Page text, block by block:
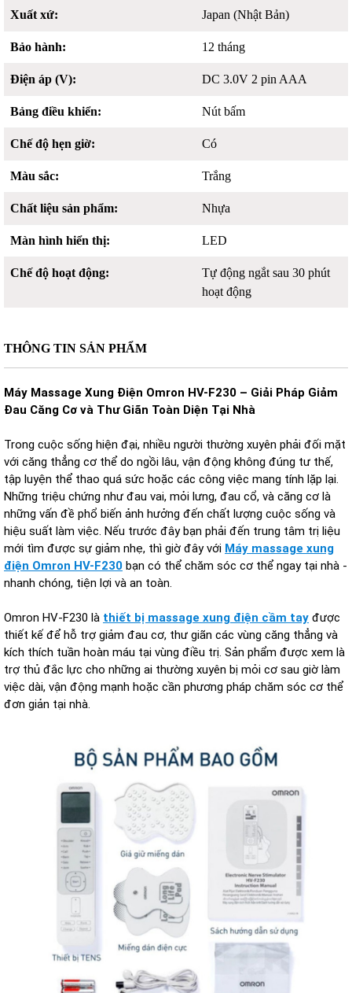
THÔNG TIN SẢN PHẨM
Máy Massage Xung Điện Omron HV-F230 – Giải Pháp Giảm
Đau Căng Cơ và Thư Giãn Toàn Diện Tại Nhà
Trong cuộc sống hiện đại, nhiều người thường xuyên phải đối mặt
với căng thẳng cơ thể do ngồi lâu, vận động không đúng tư thế,
tập luyện thể thao quá sức hoặc các công việc mang tính lặp lại.
Những triệu chứng như đau vai, mỏi lưng, đau cổ, và căng cơ là
những vấn đề phổ biến ảnh hưởng đến chất lượng cuộc sống và
hiệu suất làm việc. Nếu trước đây bạn phải đến trung tâm trị liệu
mới tìm được sự giảm nhẹ, thì giờ đây với Máy massage xung
điện Omron HV-F230 bạn có thể chăm sóc cơ thể ngay tại nhà -
nhanh chóng, tiện lợi và an toàn.
Omron HV-F230 là thiết bị massage xung điện cầm tay được
thiết kế để hỗ trợ giảm đau cơ, thư giãn các vùng căng thẳng và
kích thích tuần hoàn máu tại vùng điều trị. Sản phẩm được xem là
trợ thủ đắc lực cho những ai thường xuyên bị mỏi cơ sau giờ làm
việc dài, vận động mạnh hoặc cần phương pháp chăm sóc cơ thể
đơn giản tại nhà.
Xuất xứ: Japan (Nhật Bản)
Bảo hành: 12 tháng
Điện áp (V): DC 3.0V 2 pin AAA
Bảng điều khiển: Nút bấm
Chế độ hẹn giờ: Có
Màu sắc: Trắng
Chất liệu sản phẩm: Nhựa
Màn hình hiển thị: LED
Chế độ hoạt động:
Tự động ngắt sau 30 phút
hoạt động